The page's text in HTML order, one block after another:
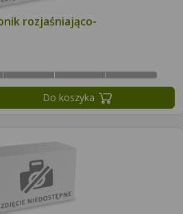
rozjaśniająco-
Do koszyka